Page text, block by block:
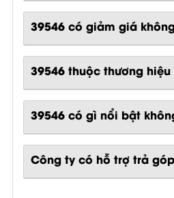
39546 có giảm giá
39546 thuộc thương hiệu
39546có gì nổi bật
Công ty có hỗ trợ trả